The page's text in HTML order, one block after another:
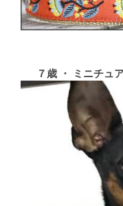
７歳 ・ ミニチュ